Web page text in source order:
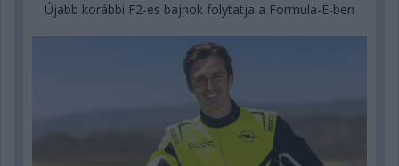
Újabb korábbi F2-es bajnok folytatja a Formula-E-ben